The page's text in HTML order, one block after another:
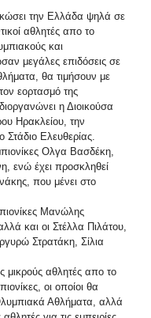
την Ελλάδα ψηλά σε
αθλητές απο το
και
μεγάλες επιδόσεις σε
θα τιμήσουν με
εορτασμό της
η Διοικούσα
Ηρακλείου, την
Στάδιο Ελευθερίας.
Ολγα Βασδέκη,
ενώ έχει προσκληθεί
που μένει στο
Μανώλης
και οι Στέλλα Πιλάτου,
Στρατάκη, Σίλια
μικρούς αθλητές απο το
οι οποίοι θα
Αθλήματα, αλλά